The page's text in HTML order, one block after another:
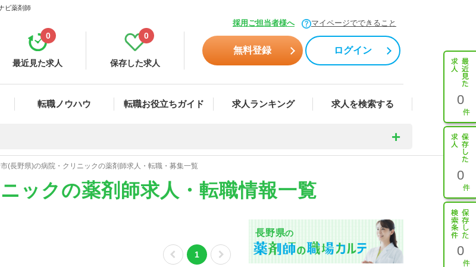
ビ薬剤師
採用ご担当者様へ マイページでできること
最近見た求人
0
保存した求人
0
無料登録 ログイン
転職ノウハウ 転職お役立ちガイド 求人ランキング 求人を検索する 0
0
0
(長野県)の病院・クリニックの薬剤師求人・転職・募集一覧
ックの薬剤師求人・転職情報一覧
1
長野県の